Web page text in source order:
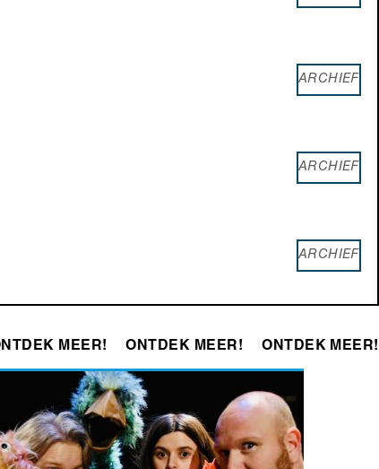
ARCHIEF
ARCHIEF
ARCHIEF
MEER! ONTDEK MEER! ONTDEK MEER!